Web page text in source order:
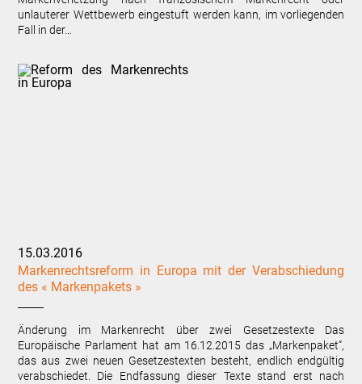
unlauterer Wettbewerb eingestuft werden kann, im vorliegenden
Fall in der…
15.03.2016
Markenrechtsreform in Europa mit der Verabschiedung
des « Markenpakets »
Änderung im Markenrecht über zwei Gesetzestexte Das
Europäische Parlament hat am 16.12.2015 das „Markenpaket“,
das aus zwei neuen Gesetzestexten besteht, endlich endgültig
verabschiedet. Die Endfassung dieser Texte stand erst nach